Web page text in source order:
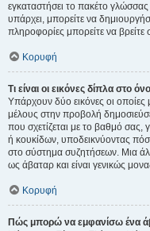
εγκαταστήσει το πακέτο
υπάρχει, μπορείτε να
πληροφορίες μπορείτε να βρείτε
Κορυφή
Τι είναι οι εικόνες δίπλα στο
Υπάρχουν δύο εικόνες οι οποίες
μέλους στην προβολή
που σχετίζεται με το βαθμό
ή κουκίδων, υποδεικνύοντας
στο σύστημα συζητήσεων. Μια
ως άβαταρ και είναι γενικώς
Κορυφή
Πώς μπορώ να εμφανίσω ένα